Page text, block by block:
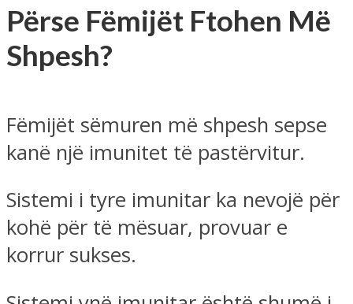
Përse Fëmijët Ftohen Më
Shpesh?
Fëmijët sëmuren më shpesh sepse
kanë një imunitet të pastërvitur.
Sistemi i tyre imunitar ka nevojë për
kohë për të mësuar, provuar e
korrur sukses.